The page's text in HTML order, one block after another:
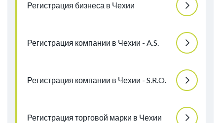
Регистрация бизнеса в Чехии
Регистрация компании в Чехии - A.S.
Регистрация компании в Чехии - S.R.O.
Регистрация торговой марки в Чехии